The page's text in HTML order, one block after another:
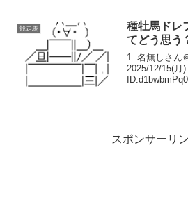
競走馬
種牡馬ドレ
てどう思う
1: 名無しさん
2025/12/15(月
スポンサーリ